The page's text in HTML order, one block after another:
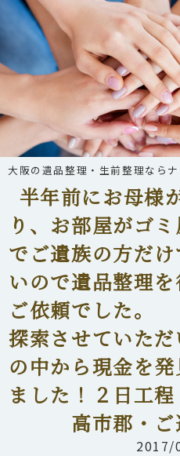
大阪の遺品整理・生前整理ならナ
半年前にお母様
り、お部屋がゴ
でご遺族の方だ
いので遺品整理
ご依頼でした
探索させていた
の中から現金を
ました！２日工
高市郡・ご
2017/